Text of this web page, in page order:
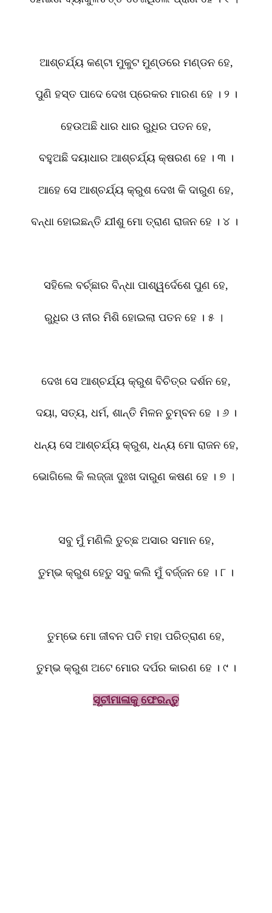
ଆଶ୍ଚର୍ଯ୍ୟ କଣ୍ଟା ମୁକୁଟ ମୁଣ୍ଡରେ ମଣ୍ଡନ ହେ,
ପୁଣି ହସ୍ତ ପାଦେ ଦେଖ ପ୍ରେକର ମାରଣ ହେ । ୨ ।
ହେଉଅଛି ଧାର ଧାର ରୁଧିର ପତନ ହେ,
ବହୁଅଛି ଦୟାଧାର ଆଶ୍ଚର୍ଯ୍ୟ କ୍ଷରଣ ହେ । ୩ ।
ଆହେ ସେ ଆଶ୍ଚର୍ଯ୍ୟ କ୍ରୁଶ ଦେଖ କି ଦାରୁଣ ହେ,
ବନ୍ଧା ହୋଇଛନ୍ତି ଯୀଶୁ ମୋ ତ୍ରାଣ ରାଜନ ହେ । ୪ ।
ସହିଲେ ବର୍ଚ୍ଛାର ବିନ୍ଧା ପାଶ୍ୱର୍ଦେଶେ ପୁଣ ହେ,
ରୁଧିର ଓ ନୀର ମିଶି ହୋଇଲା ପତନ ହେ । ୫ ।
ଦେଖ ସେ ଆଶ୍ଚର୍ଯ୍ୟ କ୍ରୁଶ ବିଚିତ୍ର ଦର୍ଶନ ହେ,
ଦୟା, ସତ୍ୟ, ଧର୍ମ, ଶାନ୍ତି ମିଳନ ଚୁମ୍ବନ ହେ । ୬ ।
ଧନ୍ୟ ସେ ଆଶ୍ଚର୍ଯ୍ୟ କ୍ରୁଶ, ଧନ୍ୟ ମୋ ରାଜନ ହେ,
ଭୋଗିଲେ କି ଲଜ୍ଜା ଦୁଃଖ ଦାରୁଣ କଷଣ ହେ । ୭ ।
ସବୁ ମୁଁ ମଣିଲି ତୁଚ୍ଛ ଅସାର ସମାନ ହେ,
ତୁମ୍ଭ କ୍ରୁଶ ହେତୁ ସବୁ କଲି ମୁଁ ବର୍ଜ୍ଜନ ହେ । ୮ ।
ତୁମ୍ଭେ ମୋ ଜୀବନ ପତି ମହା ପରିତ୍ରାଣ ହେ,
ତୁମ୍ଭ କ୍ରୁଶ ଅଟେ ମୋର ଦର୍ପର କାରଣ ହେ । ୯ ।
ସୂଚୀମାଳାକୁ ଫେରନ୍ତୁ